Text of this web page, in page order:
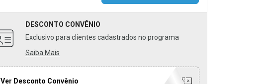
DESCONTO CONVÊNIO
Exclusivo para clientes cadastrados no programa
Saiba Mais
Ver Desconto Convênio